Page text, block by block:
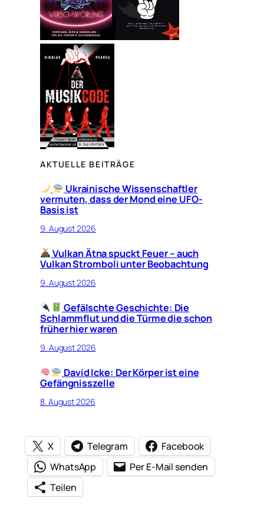
AKTUELLE BEITRÄGE
Ukrainische Wissenschaftler
vermuten, dass der Mond eine UFO-
Basis ist
9. August 2026
Vulkan Ätna spuckt Feuer – auch
Vulkan Stromboli unter Beobachtung
9. August 2026
Gefälschte Geschichte: Die
Schlammflut und die Türme die schon
früher hier waren
9. August 2026
David Icke: Der Körper ist eine
Gefängnisszelle
8. August 2026
X Telegram
Facebook
WhatsApp
Per E-Mail senden
Teilen